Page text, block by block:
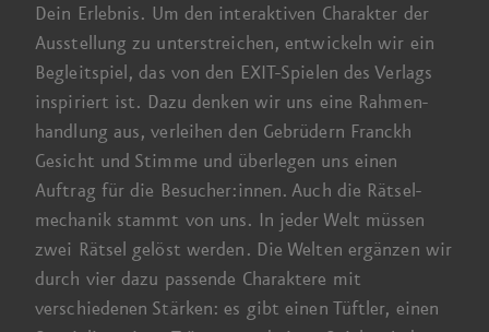
Dein Erlebnis. Um den interaktiven Charakter der
Ausstellung zu unter­streichen, entwickeln wir ein
Begleit­spiel, das von den EXIT-Spielen des Verlags
inspiriert ist. Dazu denken wir uns eine Rahmen­
handlung aus, verleihen den Gebrüdern Franckh
Gesicht und Stimme und überlegen uns einen
Auftrag für die Besucher:innen. Auch die Rätsel­
mechanik stammt von uns. In jeder Welt müssen
zwei Rätsel gelöst werden. Die Welten ergänzen wir
durch vier dazu passende Charaktere mit
verschiedenen Stärken:es gibt einen Tüftler, einen